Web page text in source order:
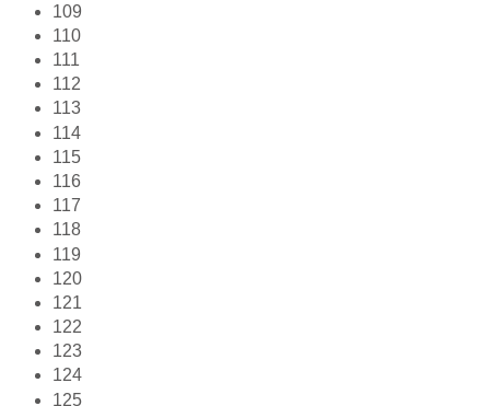
109
110
111
112
113
114
115
116
117
118
119
120
121
122
123
124
125